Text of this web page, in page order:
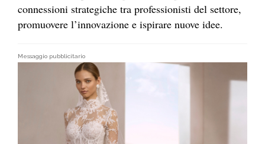
connessioni strategiche tra professionisti del settore,
promuovere l’innovazione e ispirare nuove idee.
Messaggio pubblicitario